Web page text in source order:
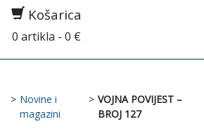
Košarica
0 artikla - 0 €
> Novine i
magazini
> VOJNA POVIJEST –
BROJ 127